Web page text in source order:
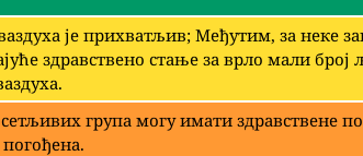
је прихватљив; Међутим, за неке
здравствено стање за врло мали
група могу имати здравствене